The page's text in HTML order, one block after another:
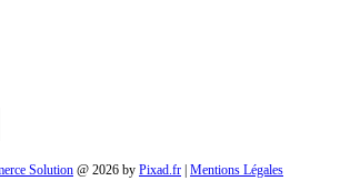
Solution @ 2026 by Pixad.fr | Mentions Légales